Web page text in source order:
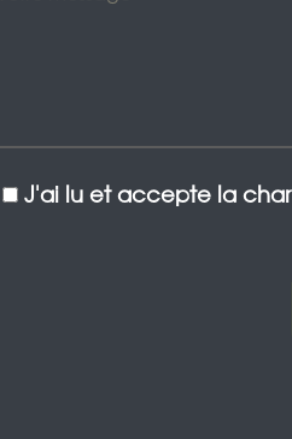
J'ai lu et accepte la